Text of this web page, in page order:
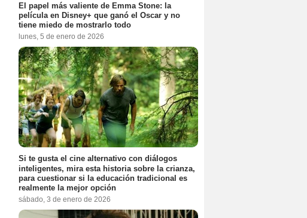
El papel más valiente de Emma Stone: la
película en Disney+ que ganó el Oscar y no
tiene miedo de mostrarlo todo
lunes, 5 de enero de 2026
Si te gusta el cine alternativo con diálogos
inteligentes, mira esta historia sobre la crianza,
para cuestionar si la educación tradicional es
realmente la mejor opción
sábado, 3 de enero de 2026